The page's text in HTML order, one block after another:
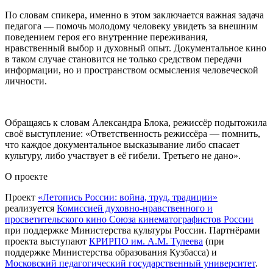
По словам спикера, именно в этом заключается важная задача
педагога — помочь молодому человеку увидеть за внешним
поведением героя его внутренние переживания,
нравственный выбор и духовный опыт. Документальное кино
в таком случае становится не только средством передачи
информации, но и пространством осмысления человеческой
личности.
Обращаясь к словам Александра Блока, режиссёр подытожила
своё выступление: «Ответственность режиссёра — помнить,
что каждое документальное высказывание либо спасает
культуру, либо участвует в её гибели. Третьего не дано».
О проекте
Проект «Летопись России: война, труд, традиции»
реализуется Комиссией духовно-нравственного и
просветительского кино Союза кинематографистов России
при поддержке Министерства культуры России. Партнёрами
проекта выступают КРИРПО им. А.М. Тулеева (при
поддержке Министерства образования Кузбасса) и
Московский педагогический государственный университет.